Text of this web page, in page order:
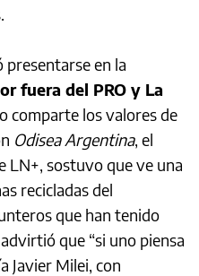
presentarse en la
fuera del PRO y La
comparte los valores de
Odisea Argentina, el
LN+, sostuvo que ve una
recicladas del
que han tenido
que “si uno piensa
Javier Milei, con